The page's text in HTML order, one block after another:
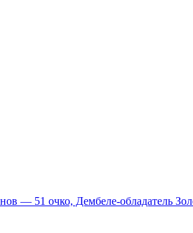
51 очко, Дембеле-обладатель